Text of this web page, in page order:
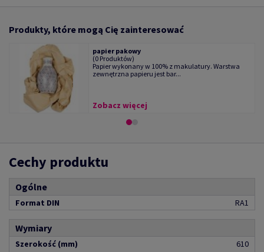
Produkty, które mogą Cię zainteresować
papier pakowy
(0 Produktów)
Papier wykonany w 100% z makulatury. Warstwa
zewnętrzna papieru jest bar...
Zobacz więcej
Cechy produktu
Ogólne
Format DIN RA1
Wymiary
Szerokość (mm)
610